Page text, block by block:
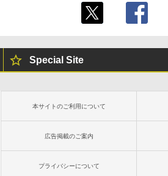
Special Site
本サイトのご利用について
広告掲載のご案内
プライバシーについて